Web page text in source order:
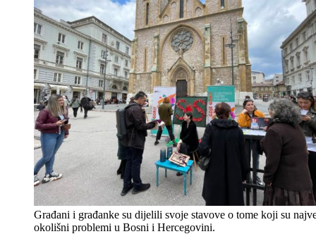
Građani i građanke su dijelili svoje stavove o tome koji su
okolišni problemi u Bosni i Hercegovini.